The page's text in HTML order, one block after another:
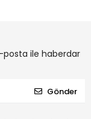
posta ile haberdar
Gönder